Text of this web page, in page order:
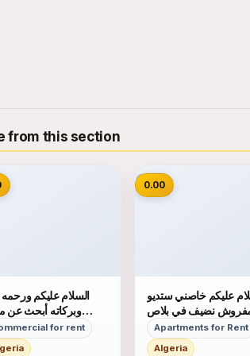
from this section
السلام عليكم ورحمه
وبركاته أبحث عن
للكراء في اي
للعاصمة ويكون
for rent
📷
0.00
عليكم خاصني ستديو
نضيف في بلاص
محترام و شكرا
Apartments for Rent
Algeria